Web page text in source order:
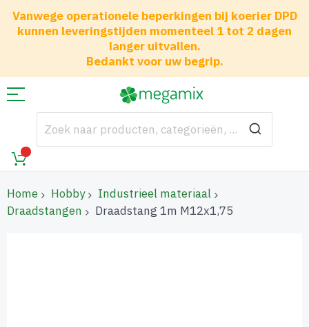
Vanwege operationele beperkingen bij koerier DPD
kunnen leveringstijden momenteel 1 tot 2 dagen
langer uitvallen.
Bedankt voor uw begrip.
Home Hobby
Industrieel materiaal
Draadstangen
Draadstang 1m M12x1,75